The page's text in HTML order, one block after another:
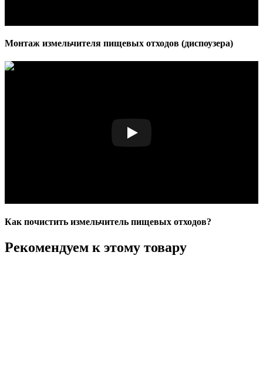
Монтаж измельчителя пищевых отходов (диспоузера)
Как почистить измельчитель пищевых отходов?
Рекомендуем к этому товару